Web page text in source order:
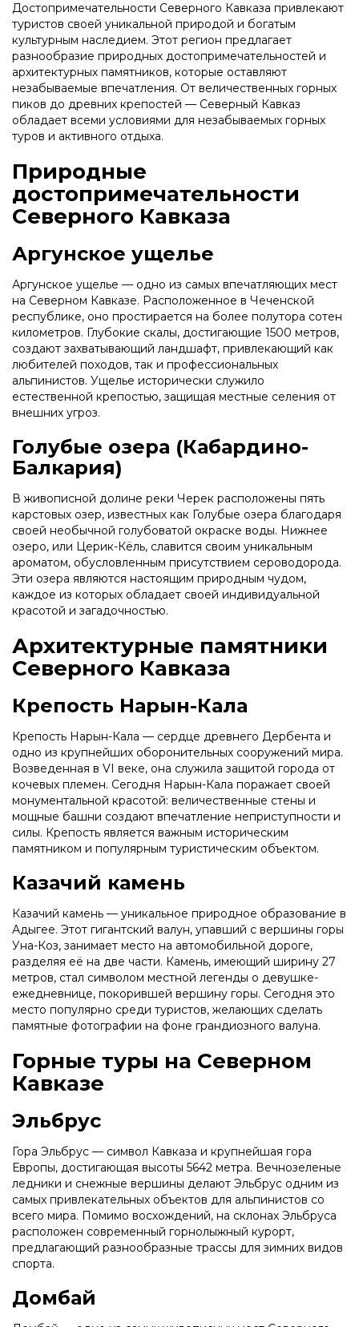
Достопримечательности Северного Кавказа привлекают
туристов своей уникальной природой и богатым
культурным наследием. Этот регион предлагает
разнообразие природных достопримечательностей и
архитектурных памятников, которые оставляют
незабываемые впечатления. От величественных горных
пиков до древних крепостей — Северный Кавказ
обладает всеми условиями для незабываемых горных
туров и активного отдыха.
Природные
достопримечательности
Северного Кавказа
Аргунское ущелье
Аргунское ущелье — одно из самых впечатляющих мест
на Северном Кавказе. Расположенное в Чеченской
республике, оно простирается на более полутора сотен
километров. Глубокие скалы, достигающие 1500 метров,
создают захватывающий ландшафт, привлекающий как
любителей походов, так и профессиональных
альпинистов. Ущелье исторически служило
естественной крепостью, защищая местные селения от
внешних угроз.
Голубые озера (Кабардино-
Балкария)
В живописной долине реки Черек расположены пять
карстовых озер, известных как Голубые озера благодаря
своей необычной голубоватой окраске воды. Нижнее
озеро, или Церик-Кёль, славится своим уникальным
ароматом, обусловленным присутствием сероводорода.
Эти озера являются настоящим природным чудом,
каждое из которых обладает своей индивидуальной
красотой и загадочностью.
Архитектурные памятники
Северного Кавказа
Крепость Нарын-Кала
Крепость Нарын-Кала — сердце древнего Дербента и
одно из крупнейших оборонительных сооружений мира.
Возведенная в VI веке, она служила защитой города от
кочевых племен. Сегодня Нарын-Кала поражает своей
монументальной красотой: величественные стены и
мощные башни создают впечатление неприступности и
силы. Крепость является важным историческим
памятником и популярным туристическим объектом.
Казачий камень
Казачий камень — уникальное природное образование в
Адыгее. Этот гигантский валун, упавший с вершины горы
Уна-Коз, занимает место на автомобильной дороге,
разделяя её на две части. Камень, имеющий ширину 27
метров, стал символом местной легенды о девушке-
ежедневнице, покорившей вершину горы. Сегодня это
место популярно среди туристов, желающих сделать
памятные фотографии на фоне грандиозного валуна.
Горные туры на Северном
Кавказе
Эльбрус
Гора Эльбрус — символ Кавказа и крупнейшая гора
Европы, достигающая высоты 5642 метра. Вечнозеленые
ледники и снежные вершины делают Эльбрус одним из
самых привлекательных объектов для альпинистов со
всего мира. Помимо восхождений, на склонах Эльбруса
расположен современный горнолыжный курорт,
предлагающий разнообразные трассы для зимних видов
спорта.
Домбай